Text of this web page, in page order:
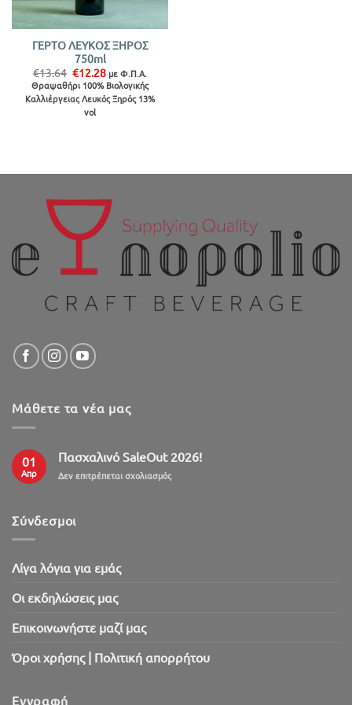
ΓΕΡΤΟ ΛΕΥΚΟΣ ΞΗΡΟΣ
750ml
€13.64 Original
price
was:
€13.64.
€12.28Η
τρέχουσα
τιμή
είναι:
με Φ.Π.Α.
Θραψαθήρι 100% Βιολογικής
Καλλιέργειας Λευκός Ξηρός 13%
vol
Μάθετε τα νέα μας
01
Απρ
Πασχαλινό SaleOut 2026!
Δεν επιτρέπεται σχολιασμόςστο
Σύνδεσμοι
Λίγα λόγια για εμάς
Oι εκδηλώσεις μας
Επικοινωνήστε μαζί μας
Όροι χρήσης | Πολιτική απορρήτου
Εγγραφή